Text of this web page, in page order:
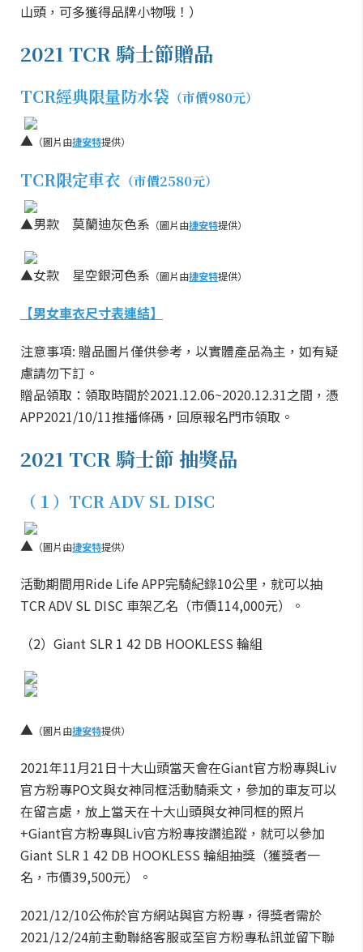
山頭，可多獲得品牌小物哦！）
2021 TCR 騎士節贈品
TCR經典限量防水袋 （市價980元）
▲ （圖片由捷安特提供）
TCR限定車衣 （市價2580元）
▲男款 莫蘭迪灰色系 （圖片由捷安特提供）
▲女款 星空銀河色系 （圖片由捷安特提供）
【男女車衣尺寸表連結】
注意事項: 贈品圖片僅供參考，以實體產品為主，如有疑
慮請勿下訂。
贈品領取：領取時間於2021.12.06~2020.12.31之間，憑
APP2021/10/11推播條碼，回原報名門市領取。
2021 TCR 騎士節 抽獎品
（１）TCR ADV SL DISC
▲ （圖片由捷安特提供）
活動期間用Ride Life APP完騎紀錄10公里，就可以抽
TCR ADV SL DISC 車架乙名（市價114,000元）。
（2）Giant SLR 1 42 DB HOOKLESS 輪組
▲ （圖片由捷安特提供）
2021年11月21日十大山頭當天會在Giant官方粉專與Liv
官方粉專PO文與女神同框活動騎乘文，參加的車友可以
在留言處，放上當天在十大山頭與女神同框的照片
+Giant官方粉專與Liv官方粉專按讚追蹤，就可以參加
Giant SLR 1 42 DB HOOKLESS 輪組抽獎（獲獎者一
名，市價39,500元）。
2021/12/10公佈於官方網站與官方粉專，得獎者需於
2021/12/24前主動聯絡客服或至官方粉專私訊並留下聯